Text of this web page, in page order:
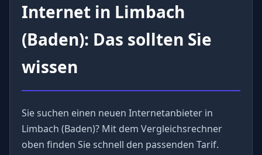
Internet in Limbach
(Baden): Das sollten Sie
wissen
Sie suchen einen neuen Internetanbieter in
Limbach (Baden)? Mit dem Vergleichsrechner
oben finden Sie schnell den passenden Tarif.